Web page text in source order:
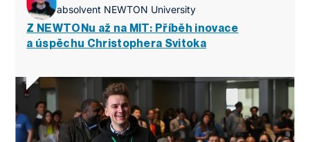
absolvent NEWTON University
Z NEWTONu až na MIT: Příběh inovace
a úspěchu Christophera Svitoka